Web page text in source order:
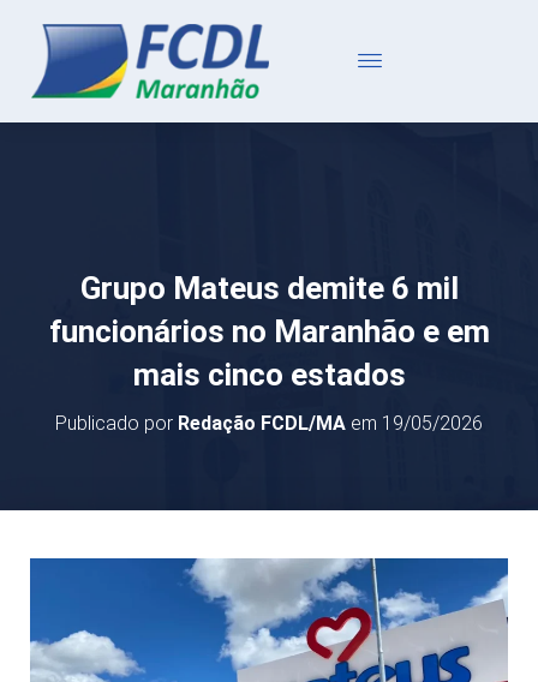
Grupo Mateus demite 6 mil
funcionários no Maranhão e em
mais cinco estados
Publicado por Redação FCDL/MA em 19/05/2026